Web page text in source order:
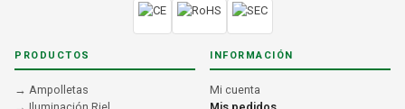
PRODUCTOS
→ Ampolletas
INFORMACIÓN
Mi cuenta